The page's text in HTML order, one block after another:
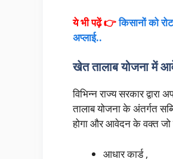
ये भी पढ़ें 👉किसानों को
अप्लाई..
खेत तालाब योजना में
विभिन्न राज्य सरकार
तालाब योजना के अंतर्गत
होगा और आवेदन के वक्त
आधार कार्ड ,